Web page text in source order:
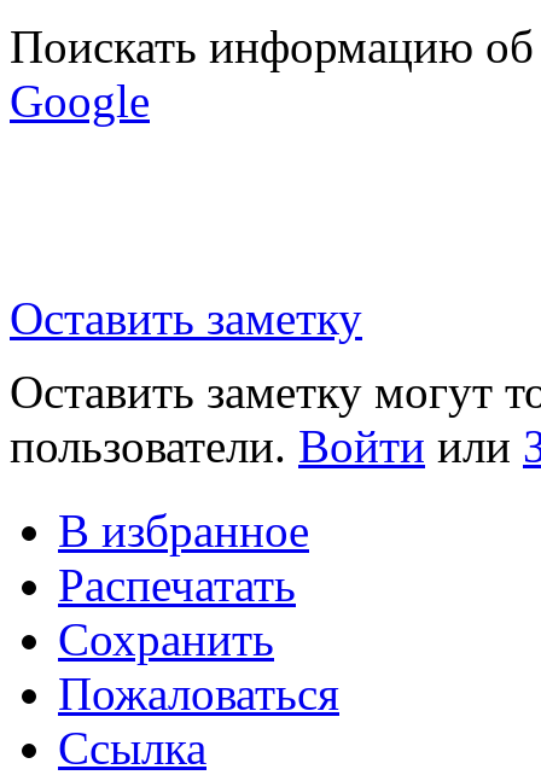
Поискать информацию
Google
Оставить заметку
Оставить заметку могут
пользователи. Войти или
В избранное
Распечатать
Сохранить
Пожаловаться
Ссылка